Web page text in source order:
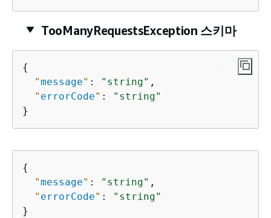
TooManyRequestsException 스키마
{
"message" : "string" ,
" errorCode" :
"string"
}
{
"message" : "string" ,
" errorCode" :
"string"
}